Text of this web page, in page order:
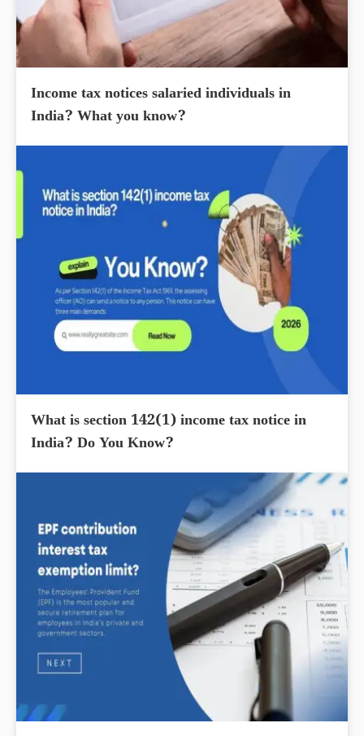
Income tax notices salaried individuals in
India? What you know?
What is section 142(1) income tax notice in
India? Do You Know?